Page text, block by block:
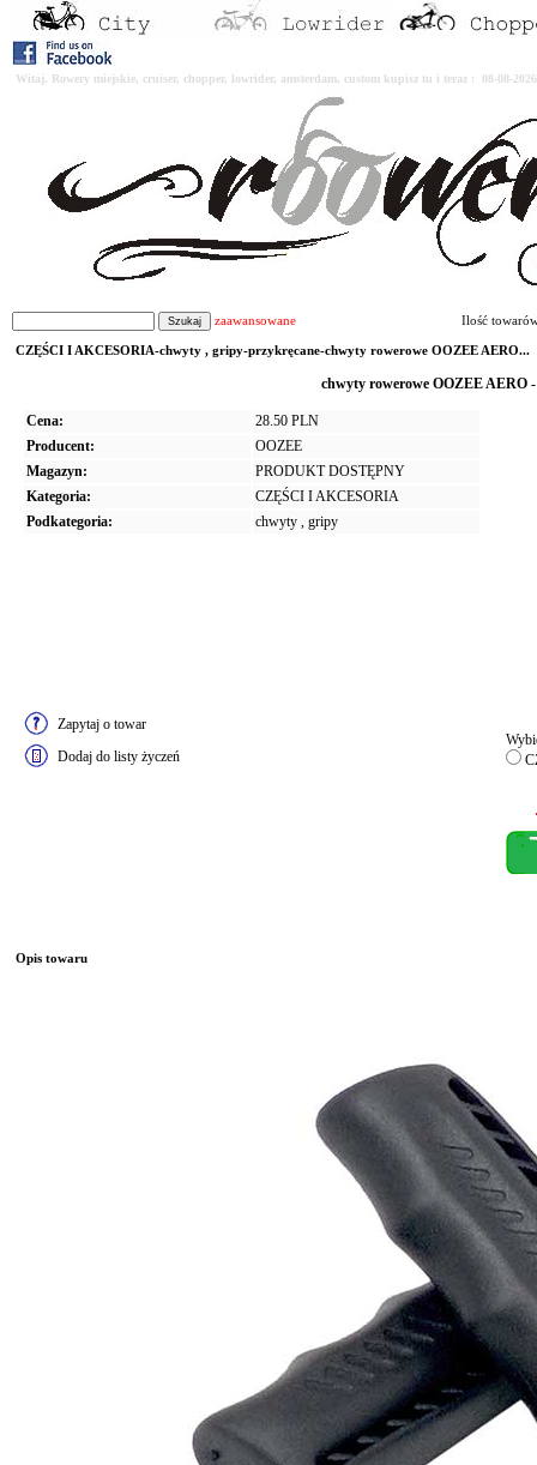
Witaj. Rowery miejskie, cruiser, chopper, lowrider, amsterdam, custom kupisz tu i teraz : 08-08-
zaawansowane Ilość
CZĘŚCI I AKCESORIA-chwyty , gripy-przykręcane-chwyty rowerowe OOZEE AERO...
chwyty rowerowe OOZEE AERO
Cena:
28.50 PLN
Producent:
OOZEE
Magazyn:
PRODUKT DOSTĘPNY
Kategoria:
CZĘŚCI I AKCESORIA
Podkategoria:
chwyty , gripy
Zapytaj o towar
Dodaj do listy życzeń
Opis towaru